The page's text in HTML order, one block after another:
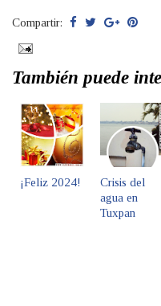
Compartir:
También puede
¡Feliz 2024!
Crisis del
agua en
Tuxpan